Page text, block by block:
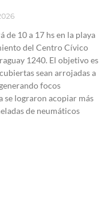
de 10 a 17 hs en la playa
del Centro Cívico
1240. El objetivo es
sean arrojadas a
focos
se lograron acopiar más
de neumáticos